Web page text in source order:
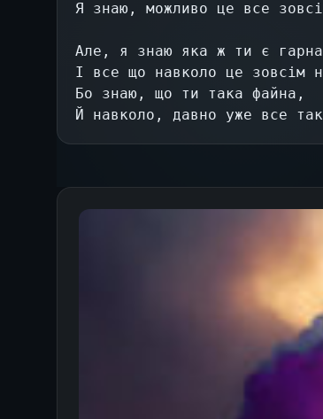
Я знаю, можливо це все
Але, я знаю яка ж ти є
І все що навколо це зовсім
Бо знаю, що ти така файна,
Й навколо, давно уже все так